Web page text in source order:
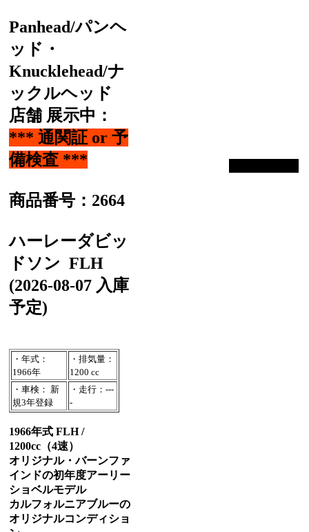
Panhead/パンヘ
ッド・
Knucklehead/ナ
ックルヘッド
店舗 展示中：
*** 通関証 or 予
備検査 ***
商品番号：2664
ハーレーダビッ
ドソン FLH
(2026-08-07 入庫
予定)
・年式：
1966年
・排気量：
1200 cc
・車検： 新
規3年登録
・走行：---
-
1966年式 FLH /
1200cc（4速）
オリジナル・バーンファ
インドの初年度アーリー
ショベルモデル
カルフォルニアブルーの
オリジナルコンディショ